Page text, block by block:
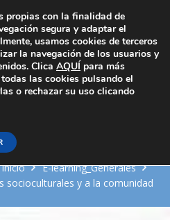
Área Privada
evaluación
cultural
Inicio
E-learning_Generales
socioculturales y a la comunidad
propias con la finalidad de
segura y adaptar el
usamos cookies de terceros
la navegación de los usuarios y
Clica AQUÍ para más
las cookies pulsando el
o rechazar su uso clicando